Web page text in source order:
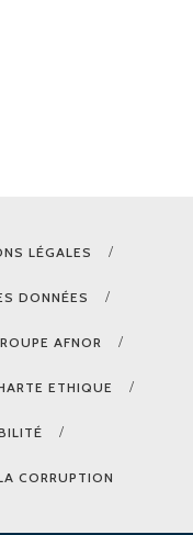
LÉGALES
DONNÉES
AFNOR
ETHIQUE
CORRUPTION